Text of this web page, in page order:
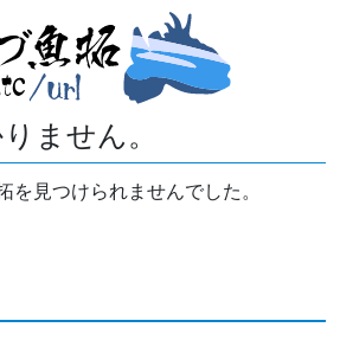
ません。
を見つけられませんでした。